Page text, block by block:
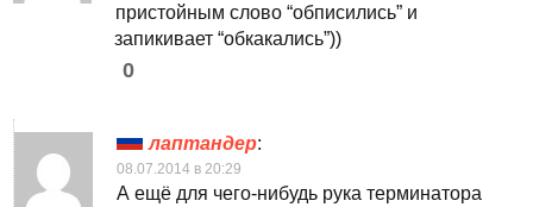
пристойным слово “обписились” и
запикивает “обкакались”))
0
лаптандер:
08.07.2014 в 20:29
А ещё для чего-нибудь рука терминатора